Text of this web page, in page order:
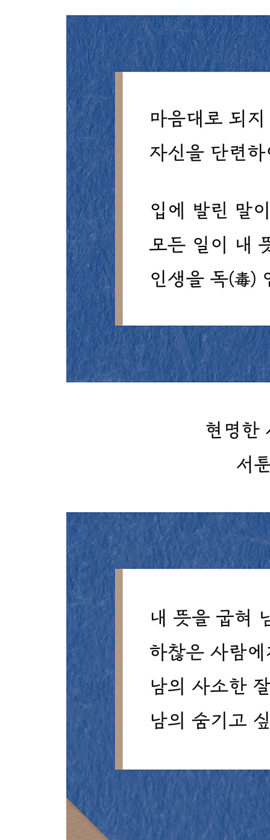
128 관직과 가정생활에 필요한 덕목
129 풍족한 때일수록 없이 사는 괴로움을 생각하라
130 소신을 지키되 남과 어울릴 줄도 알아야 한다
131 남의 허물을 작게, 내 허물은 크게 보라
5부 세상을 보는 관점에 대하여
132 고요한 가운데 자신의 마음과 마주하라
133 남도 나와 같다는 것을 생각하라
134 돈도 명예도 허상이다
135 알면서도 잘못을 저지르기를 반복한다면
136 주관을 갖고 타인의 의견을 경청하라
137 생각대로 되지 않는 것이 세상이다
138 남의 말을 덥석 믿지 말고 스스로 확인하라
139 어중간한 사람과는 함께 일하기 어렵다
140 형상에 담긴 정신을 이해하라
141 티끌과 거품처럼 덧없는 것이 인생
142 열정이 가라앉고 난 뒤
143 길고 짧은 것은 생각하기 나름이다
144 깨달음은 삶 속에 있다
145 입장을 바꾸면 달리 보인다
146 안달복달할 필요 없다
147 속세에 살면서 속세를 초탈하라
148 변화를 겪어야만 참모습이 나온다
149 만물의 본질은 같으니
152 상황에 매몰되지 말고 한 발짝 떨어져서 보라
156 어느 쪽이든 지나치면 득이 되지 않는다
157 초심으로 돌아가라
158 한번 유혹에 빠지면 돌이키기 어렵다
159 결코 남이 시키는 대로 하지 마라
160 남들처럼 하면 남들보다 뛰어날 수 없다
161 한 가지 목표에 집중하라
162 보는 눈이 없어도 경계하라
163 껍데기가 아닌 본질을 생각하라
164 자기과시는 미숙함의 표시일 뿐
165 현명한 사람이 말을 아끼는 이유
166 한가하다고 시간을 헛되이 보내지 말라
167 권력만 탐내면 벼슬 있는 거지가 된다
168 군자가 위선을 떨면 소인배와 다를 바 없다
169 즐거운 일도 적당히 하라
170 너무 가볍지도 무겁지도 않게
171 인생은 순식간에 흘러간다
172 한 번 잘못하고 평생 후회할 일
173 내 뜻을 굽혀 남을 기쁘게 하지 마라
174 작은 일도 소홀히 하지 않는다
175 주변을 두루 살펴라
176 토대가 부실한 집은 오래가지 못한다